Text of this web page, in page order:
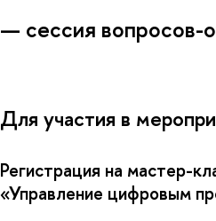
— сессия вопросов-
Для участия в
Регистрация на мастер-
«Управление цифровым